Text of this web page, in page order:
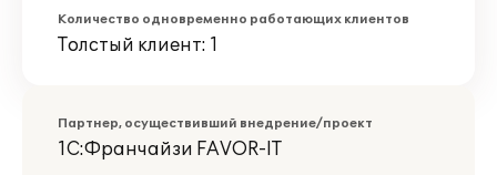
Количество одновременно работающих клиентов
Толстый клиент: 1
Партнер, осуществивший внедрение/проект
1С:Франчайзи FAVOR-IT